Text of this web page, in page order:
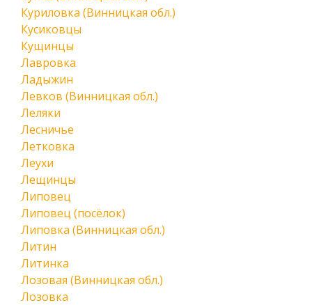
Куриловка (Винницкая обл.)
Кусиковцы
Кущинцы
Лавровка
Ладыжин
Левков (Винницкая обл.)
Леляки
Лесничье
Летковка
Леухи
Лещинцы
Липовец
Липовец (посёлок)
Липовка (Винницкая обл.)
Литин
Литинка
Лозовая (Винницкая обл.)
Лозовка